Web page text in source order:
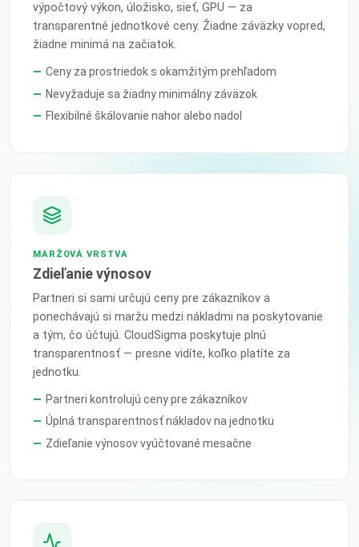
výpočtový výkon, úložisko, sieť, GPU — za
transparentné jednotkové ceny. Žiadne záväzky vopred,
žiadne minimá na začiatok.
Ceny za prostriedok s okamžitým prehľadom
Nevyžaduje sa žiadny minimálny záväzok
Flexibilné škálovanie nahor alebo nadol
MARŽOVÁ VRSTVA
Zdieľanie výnosov
Partneri si sami určujú ceny pre zákazníkov a
ponechávajú si maržu medzi nákladmi na poskytovanie
a tým, čo účtujú. CloudSigma poskytuje plnú
transparentnosť — presne vidíte, koľko platíte za
jednotku.
Partneri kontrolujú ceny pre zákazníkov
Úplná transparentnosť nákladov na jednotku
Zdieľanie výnosov vyúčtované mesačne